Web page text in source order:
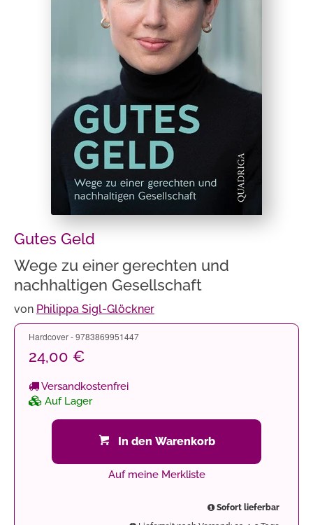
Gutes Geld
Wege zu einer gerechten und
nachhaltigen Gesellschaft
von Philippa Sigl-Glöckner
Hardcover - 9783869951447
24,00 €
Versandkostenfrei
Auf Lager
In den Warenkorb
Auf meine Merkliste
Sofort lieferbar